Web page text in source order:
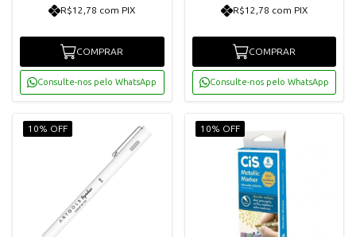
R$12,78 com PIX
COMPRAR
Consulte-nos pelo WhatsApp
R$12,78 com PIX
COMPRAR
Consulte-nos pelo WhatsApp
10% OFF 10% OFF